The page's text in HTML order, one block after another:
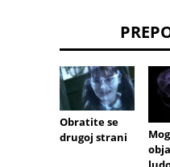
Obratite se
drugoj strani